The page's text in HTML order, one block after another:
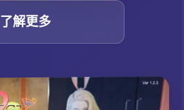
了解更多